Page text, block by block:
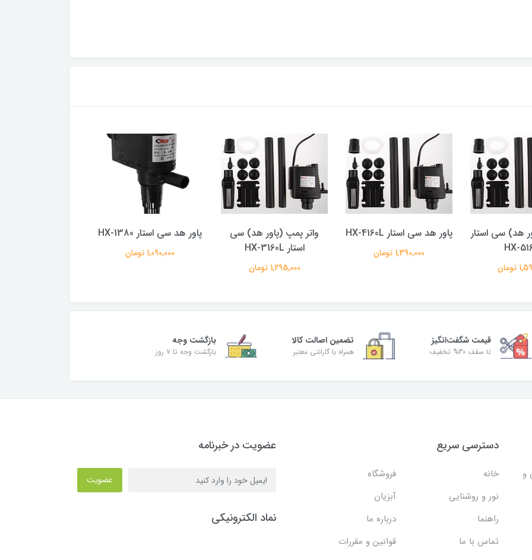
هد) سی استار
HX-
پاور هد سی استار HX-4160L
1,390,000 تومان
واتر پمپ (پاور هد) سی
استار HX-3160L
1,295,000 تومان
پاور هد سی استار HX-1380
1,090,000 تومان
قیمت شگفت‌انگیز
تا سقف 30% تخفیف
تضمین اصالت کالا
همراه با گارانتی معتبر
بازگشت وجه
بازگشت وجه تا ۷ روز
و
دسترسی سریع
خانه
فروشگاه
نور و روشنایی
آبزیان
راهنما
درباره ما
تماس با ما
قوانین و مقررات
عضویت در خبرنامه
عضویت
نماد الکترونیکی